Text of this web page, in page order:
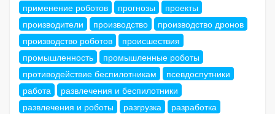
применение роботов
прогнозы
проекты
производители
производство
производство дронов
производство роботов
происшествия
промышленность
промышленные роботы
противодействие беспилотникам
псевдоспутники
работа
развлечения и беспилотники
развлечения и роботы
разгрузка
разработка